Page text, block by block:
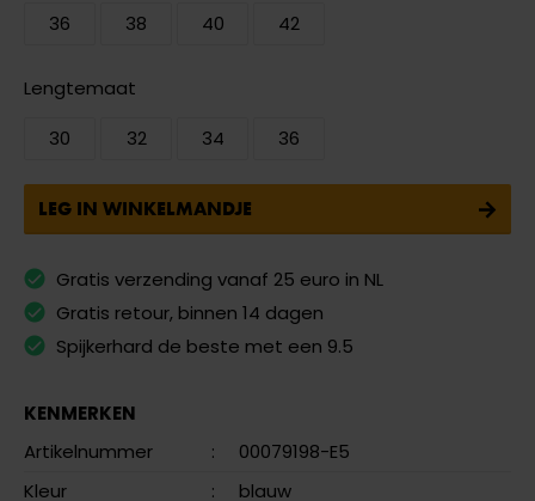
36 38 40 42
Lengtemaat
30
32 34 36
LEG IN WINKELMANDJE
Gratis verzending vanaf 25 euro in NL
Gratis retour, binnen 14 dagen
Spijkerhard de beste met een 9.5
KENMERKEN
Artikelnummer
:
00079198-E5
Kleur
:
blauw